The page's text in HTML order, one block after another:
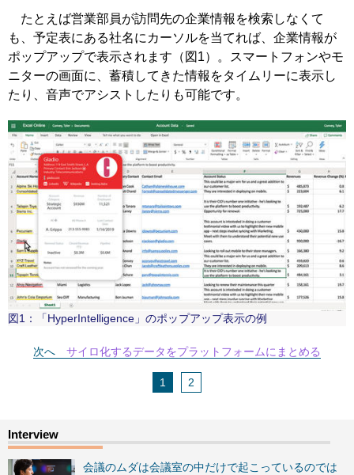
たとえば営業部員が訪問先の企業情報を検索しなくて
も、予定表にある社名にカーソルを当てれば、企業情報が
ポップアップで表示されます（図1）。スマートフォンやモ
ニターの画面に、蓄積してきた情報をタイムリーに表示し
たり、音声でアシストしたりも可能です。
図1：「HyperIntelligence」のポップアップ表示の例
次へ サイロ化するデータをプラットフォームにまとめる
1 2
会議のムダは会議室の中だけで起こっているのでは